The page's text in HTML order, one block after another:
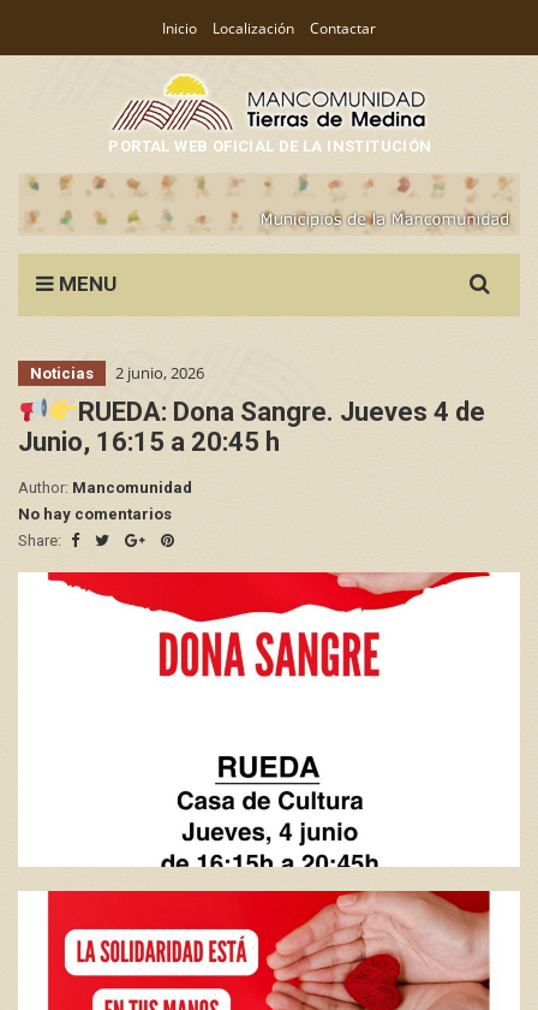
Inicio Localización Contactar
PORTAL WEB OFICIAL DE LA INSTITUCIÓN
MENU
for:
Noticias 2 junio, 2026
RUEDA: Dona Sangre. Jueves 4 de
Junio, 16:15 a 20:45 h
Author: Mancomunidad
No hay comentarios
Share: